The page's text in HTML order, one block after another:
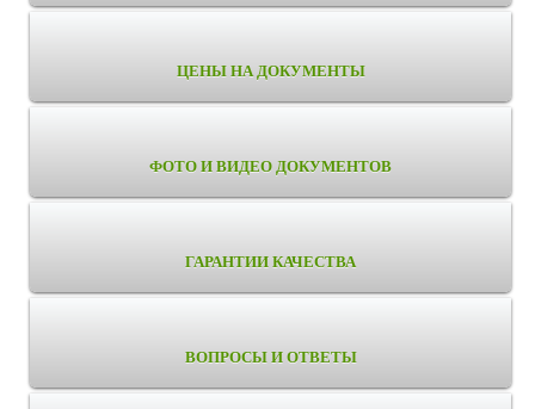
ЦЕНЫ НА ДОКУМЕНТЫ
ФОТО И ВИДЕО ДОКУМЕНТОВ
ГАРАНТИИ КАЧЕСТВА
ВОПРОСЫ И ОТВЕТЫ